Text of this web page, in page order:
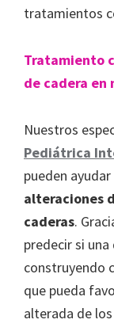
tratamientos
Tratamiento
de cadera en
Nuestros
Pediátrica
pueden
alteraciones
caderas.
predecir si
construyendo
que pueda
alterada de